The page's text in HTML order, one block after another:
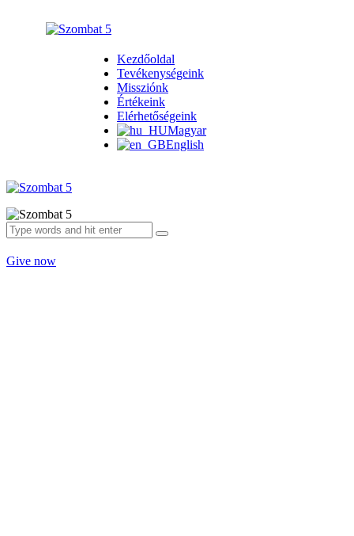
Kezdőoldal
Tevékenységeink
Missziónk
Értékeink
Elérhetőségeink
Magyar
English
Give now